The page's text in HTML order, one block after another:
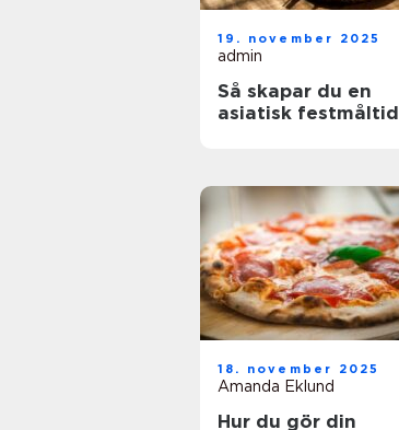
19. november 2025
admin
Så skapar du en
asiatisk festmåltid
18. november 2025
Amanda Eklund
Hur du gör din